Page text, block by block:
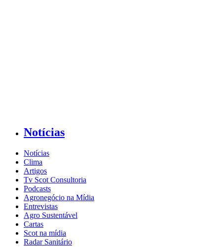
Notícias
Notícias
Clima
Artigos
Tv Scot Consultoria
Podcasts
Agronegócio na Mídia
Entrevistas
Agro Sustentável
Cartas
Scot na mídia
Radar Sanitário